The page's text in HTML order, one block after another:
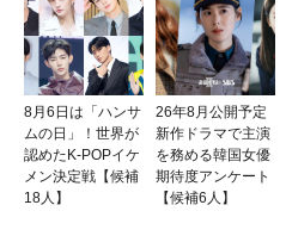
8月6日は「ハンサ
ムの日」！世界が
認めたK-POPイケ
メン決定戦【候補
18人】
26年8月公開予定
新作ドラマで主演
を務める韓国女優
期待度アンケート
【候補6人】